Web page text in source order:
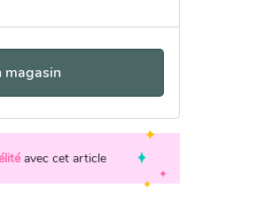
magasin
avec cet article